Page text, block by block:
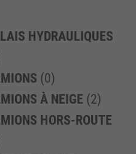
HYDRAULIQUES
(0)
À NEIGE (2)
HORS-ROUTE